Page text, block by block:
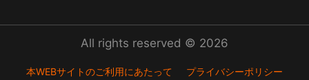
All rights reserved © 2026
本WEBサイトのご利用にあたって プライバシーポリシー